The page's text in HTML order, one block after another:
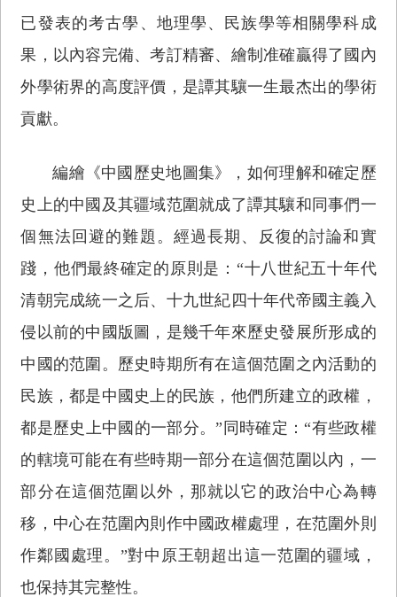
已發表的考古學、地理學、民族學等相關學科成
果，以內容完備、考訂精審、繪制准確贏得了國內
外學術界的高度評價，是譚其驤一生最杰出的學術
貢獻。
編繪《中國歷史地圖集》，如何理解和確定歷
史上的中國及其疆域范圍就成了譚其驤和同事們一
個無法回避的難題。經過長期、反復的討論和實
踐，他們最終確定的原則是：“十八世紀五十年代
清朝完成統一之后、十九世紀四十年代帝國主義入
侵以前的中國版圖，是幾千年來歷史發展所形成的
中國的范圍。歷史時期所有在這個范圍之內活動的
民族，都是中國史上的民族，他們所建立的政權，
都是歷史上中國的一部分。”同時確定：“有些政權
的轄境可能在有些時期一部分在這個范圍以內，一
部分在這個范圍以外，那就以它的政治中心為轉
移，中心在范圍內則作中國政權處理，在范圍外則
作鄰國處理。”對中原王朝超出這一范圍的疆域，
也保持其完整性。